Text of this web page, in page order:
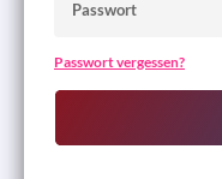
Passwort vergessen?